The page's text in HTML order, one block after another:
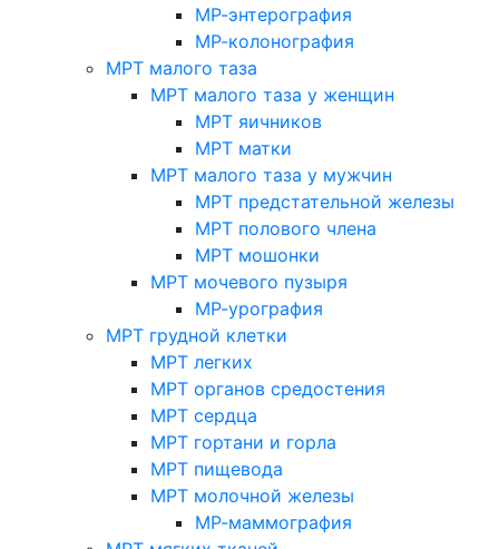
МР-энтерография
МР-колонография
МРТ малого таза
МРТ малого таза у женщин
МРТ яичников
МРТ матки
МРТ малого таза у мужчин
МРТ предстательной железы
МРТ полового члена
МРТ мошонки
МРТ мочевого пузыря
МР-урография
МРТ грудной клетки
МРТ легких
МРТ органов средостения
МРТ сердца
МРТ гортани и горла
МРТ пищевода
МРТ молочной железы
МР-маммография